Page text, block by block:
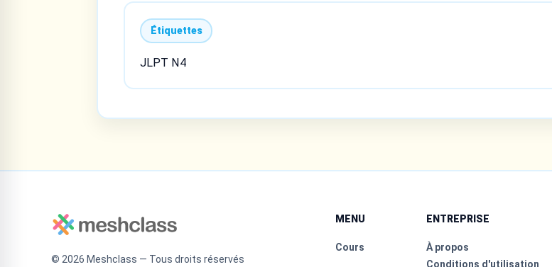
Étiquettes
JLPT N4
© 2026 Meshclass — Tous droits réservés
MENU
Cours
ENTREPRISE
À propos
Conditions d'utilisation